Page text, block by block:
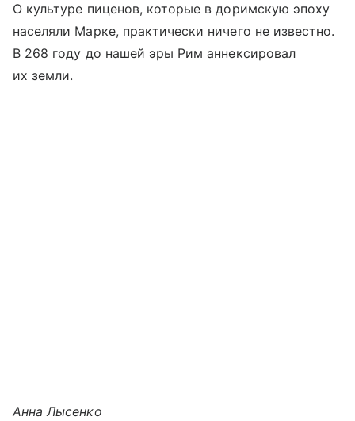
О культуре пиценов, которые в доримскую эпоху
населяли Марке, практически ничего не известно.
В 268 году до нашей эры Рим аннексировал
их земли.
Анна Лысенко